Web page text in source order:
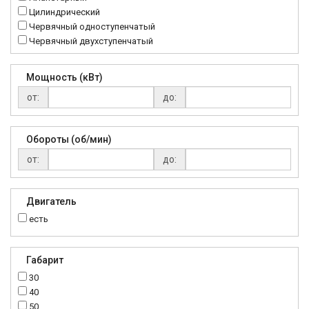
Цилиндрический
Червячный одноступенчатый
Червячный двухступенчатый
Мощность (кВт)
от:
до:
Обороты (об/мин)
от:
до:
Двигатель
есть
Габарит
30
40
50